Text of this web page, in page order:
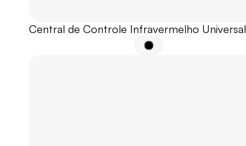
Central de Controle Infravermelho Universal